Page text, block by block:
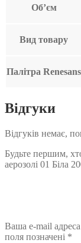
Об’єм
Вид товару
Палітра Renesans
Відгуки
Відгуків немає,
Будьте першим,
аерозолі 01 Біла
Ваша e-mail
поля позначені *